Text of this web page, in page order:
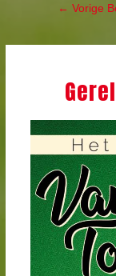
← Vorige